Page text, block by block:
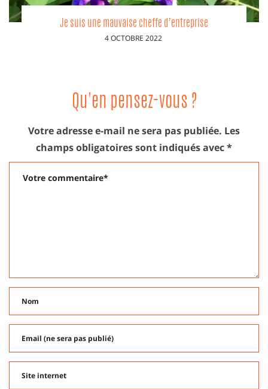
Je suis une mauvaise cheffe d’entreprise
PUBLIÉ
4 OCTOBRE 2022
Qu'en pensez-vous ?
Votre adresse e-mail ne sera pas publiée. Les
champs obligatoires sont indiqués avec*